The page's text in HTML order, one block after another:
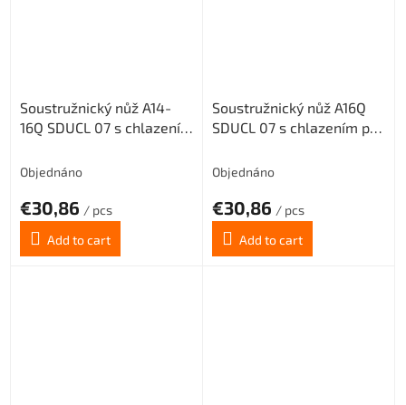
Soustružnický nůž A14-
16Q SDUCL 07 s chlazením
(levý)
Objednáno
€30,86 / pcs
Add to cart
Soustružnický nůž A16Q
SDUCL 07 s chlazením pro
Objednáno
€30,86 / pcs
Add to cart